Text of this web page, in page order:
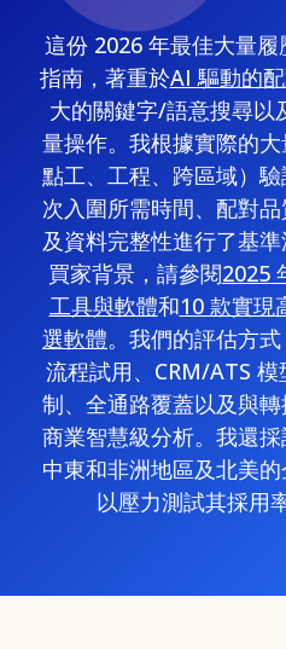
這份 2026 年最佳大量
指南，著重於AI 驅動的
大的關鍵字/語意搜尋以
量操作。我根據實際的
點工、工程、跨區域）
次入圍所需時間、配對
及資料完整性進行了基
買家背景，請參閱2025
工具與軟體和10 款實現
選軟體。我們的評估方
流程試用、CRM/ATS
制、全通路覆蓋以及與
商業智慧級分析。我還採
中東和非洲地區及北美
以壓力測試其採用